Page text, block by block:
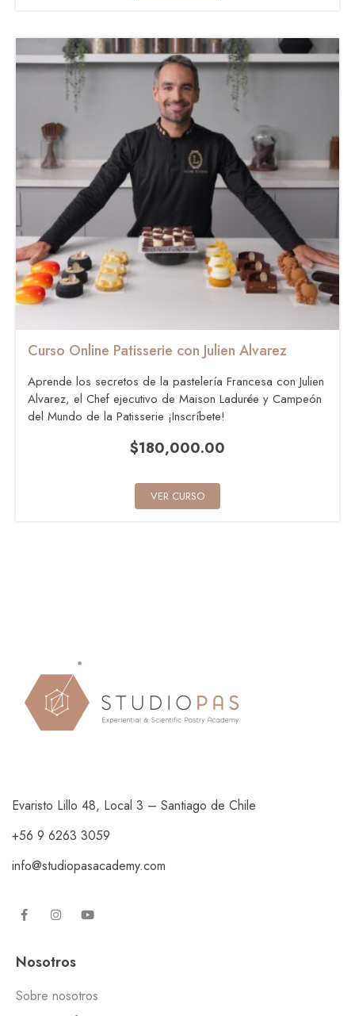
Curso Online Patisserie con Julien Alvarez
Aprende los secretos de la pastelería Francesa con Julien
Alvarez, el Chef ejecutivo de Maison Ladurée y Campeón
del Mundo de la Patisserie ¡Inscríbete!
$180,000.00
VER CURSO
Evaristo Lillo 48, Local 3 – Santiago de Chile
+56 9 6263 3059
info@studiopasacademy.com
Nosotros
Sobre nosotros